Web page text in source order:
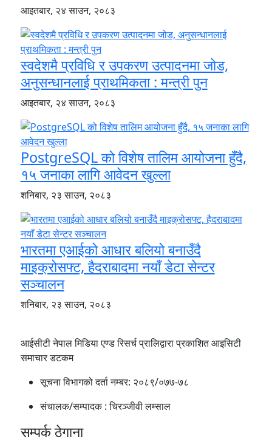
आइतबार, २४ साउन, २०८३
स्वदेशमै प्रविधि र उपकरण उत्पादनमा जोड,
अनुसन्धानलाई प्राथमिकता : मन्त्री पुन
आइतबार, २४ साउन, २०८३
PostgreSQL को विशेष तालिम आयोजना हुँदै,
१५ जनाका लागि आवेदन खुल्ला
शनिबार, २३ साउन, २०८३
भारतमा एआईको आधार बलियो बनाउँदै
माइक्रोसफ्ट, हैदराबादमा नयाँ डेटा सेन्टर
सञ्चालन
शनिबार, २३ साउन, २०८३
आईसीटी नेपाल मिडिया एण्ड रिसर्च प्रालिद्वारा प्रकाशित आइसिटी
समाचार डटकम
सूचना विभागको दर्ता नम्बर: २०८९/०७७-७८
संचालक/सम्पादक :चिरञ्जीवी लम्साल
सम्पर्क ठेगाना